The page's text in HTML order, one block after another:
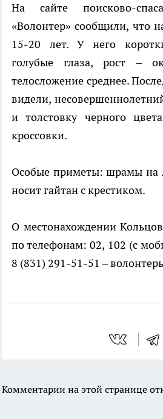
На сайте поисково-
«Волонтер» сообщили, что
15-20 лет. У него
голубые глаза, рост –
телосложение среднее.
видели,
и толстовку черного
кроссовки.
Особые приметы: шрамы на
носит гайтан с крестиком.
О местонахождении
по телефонам: 02, 102 (с
8 (831) 291-51-51 –
Комментарии на этой странице